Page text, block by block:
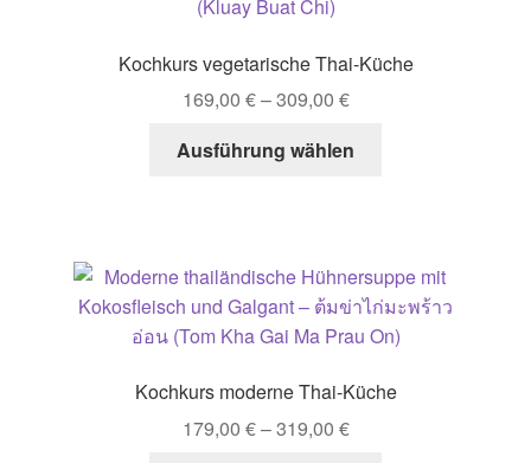
Kochkurs vegetarische Thai-Küche
169,00 €–309,00 €
Ausführung wählen
auf.
Die
Optionen
auf
Kochkurs moderne Thai-Küche
179,00 €–319,00 €